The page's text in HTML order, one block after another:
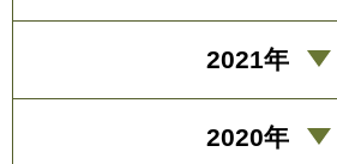
2021年
2020年